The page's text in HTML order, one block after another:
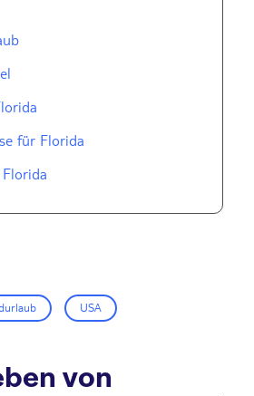
für Florida
USA
von